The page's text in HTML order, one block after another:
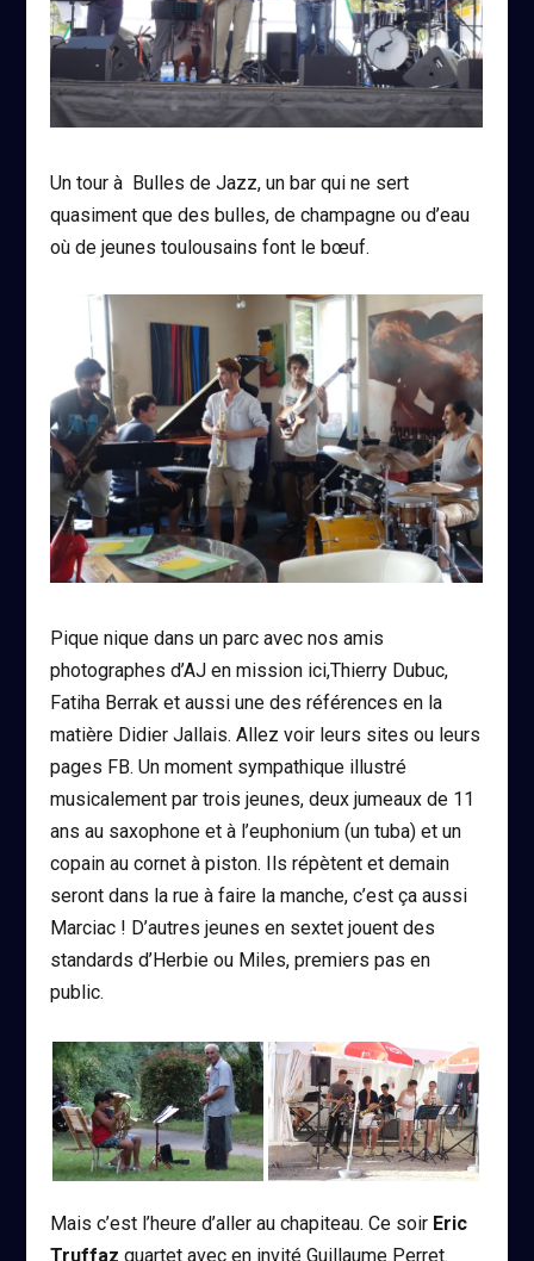
Un tour à Bulles de Jazz, un bar qui ne sert
quasiment que des bulles, de champagne ou d’eau
où de jeunes toulousains font le bœuf.
Pique nique dans un parc avec nos amis
photographes d’AJ en mission ici,Thierry Dubuc,
Fatiha Berrak et aussi une des références en la
matière Didier Jallais. Allez voir leurs sites ou leurs
pages FB. Un moment sympathique illustré
musicalement par trois jeunes, deux jumeaux de 11
ans au saxophone et à l’euphonium (un tuba) et un
copain au cornet à piston. Ils répètent et demain
seront dans la rue à faire la manche, c’est ça aussi
Marciac ! D’autres jeunes en sextet jouent des
standards d’Herbie ou Miles, premiers pas en
public.
Mais c’est l’heure d’aller au chapiteau. Ce soir Eric
Truffaz quartet avec en invité Guillaume Perret.